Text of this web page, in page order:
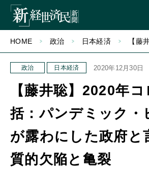
HOME 政治 日本経済 【藤井聡】2020年コ
政治 日本経済 2020年12月30日
【藤井聡】2020年
括：パンデミック・
が露わにした政府と
質的欠陥と亀裂